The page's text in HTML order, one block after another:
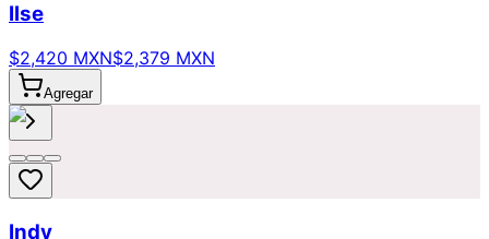
Ilse
$2,420 MXN$2,379 MXN
Agregar
Indy